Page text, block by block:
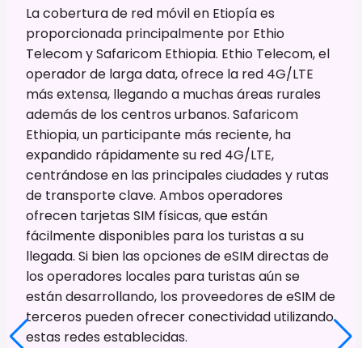
La cobertura de red móvil en Etiopía es
proporcionada principalmente por Ethio
Telecom y Safaricom Ethiopia. Ethio Telecom, el
operador de larga data, ofrece la red 4G/LTE
más extensa, llegando a muchas áreas rurales
además de los centros urbanos. Safaricom
Ethiopia, un participante más reciente, ha
expandido rápidamente su red 4G/LTE,
centrándose en las principales ciudades y rutas
de transporte clave. Ambos operadores
ofrecen tarjetas SIM físicas, que están
fácilmente disponibles para los turistas a su
llegada. Si bien las opciones de eSIM directas de
los operadores locales para turistas aún se
están desarrollando, los proveedores de eSIM de
terceros pueden ofrecer conectividad utilizando
estas redes establecidas.